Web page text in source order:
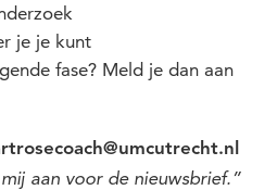
je je kunt
fase? Meld je dan aan
aan voor de nieuwsbrief.”